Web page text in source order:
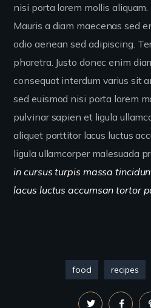
nisi porta lorem mollis aliquam.
Mauris a diam maecenas sed
odio aenean sed adipiscing.
pharetra. Justo donec enim
consequat interdum varius sit
sed euismod nisi porta lorem
pulvinar sapien et ligula
aliquet porttitor lacus luctus
ligula ullamcorper malesuada
in cursus turpis massa
lacus luctus accumsan tortor
food recipes